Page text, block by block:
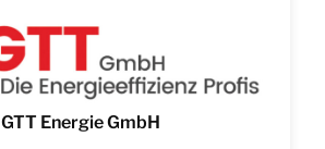
GTT Energie GmbH